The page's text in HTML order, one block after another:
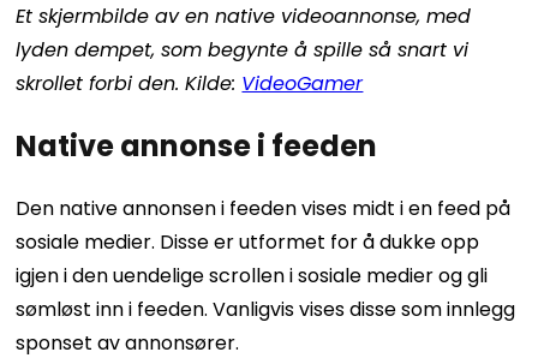
Et skjermbilde av en native videoannonse, med
lyden dempet, som begynte å spille så snart vi
skrollet forbi den. Kilde: VideoGamer
Native annonse i feeden
Den native annonsen i feeden vises midt i en feed på
sosiale medier. Disse er utformet for å dukke opp
igjen i den uendelige scrollen i sosiale medier og gli
sømløst inn i feeden. Vanligvis vises disse som innlegg
sponset av annonsører.